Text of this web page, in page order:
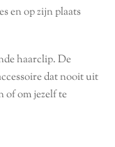
en op zijn plaats
haarclip. De
dat nooit uit
of om jezelf te